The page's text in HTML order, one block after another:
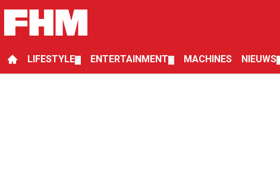
LIFESTYLE ENTERTAINMENT MACHINES NIEUWS